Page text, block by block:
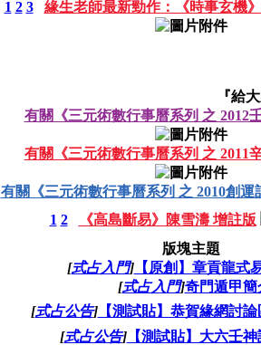
1 2 3 緣生老師最新勁作：《時事玄機
『給
有關《三元術數行事曆系列 之 2012
有關《三元術數行事曆系列 之 2011
有關《三元術數行事曆系列 之 2010創運
1 2
《高島斷易》陳雪濤 增註版
版塊主題
[式占入門]【原創】章貢龍式
[式占入門]奇門遁甲簡
[式占公告]【測試貼】恭賀緣網討
[式占公告]【測試貼】大六壬神